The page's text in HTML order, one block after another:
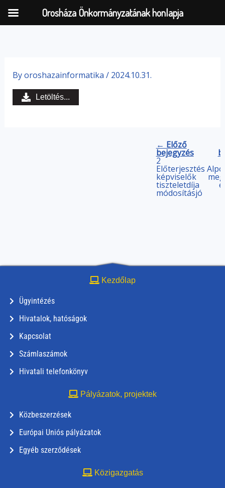
content
Byoroshazainformatika / 2024.10.31.
Letöltés...
← Előző
bejegyzés
2
Előterjesztés
képviselők
tiszteletdíja
módosításjó
Kezdőlap
Ügyintézés
Hivatalok, hatóságok
Kapcsolat
Számlaszámok
Hivatali telefonkönyv
Pályázatok, projektek
Közbeszerzések
Európai Uniós pályázatok
Egyéb szerződések
Közigazgatás
Orosháza Önkormányzatának honlapja